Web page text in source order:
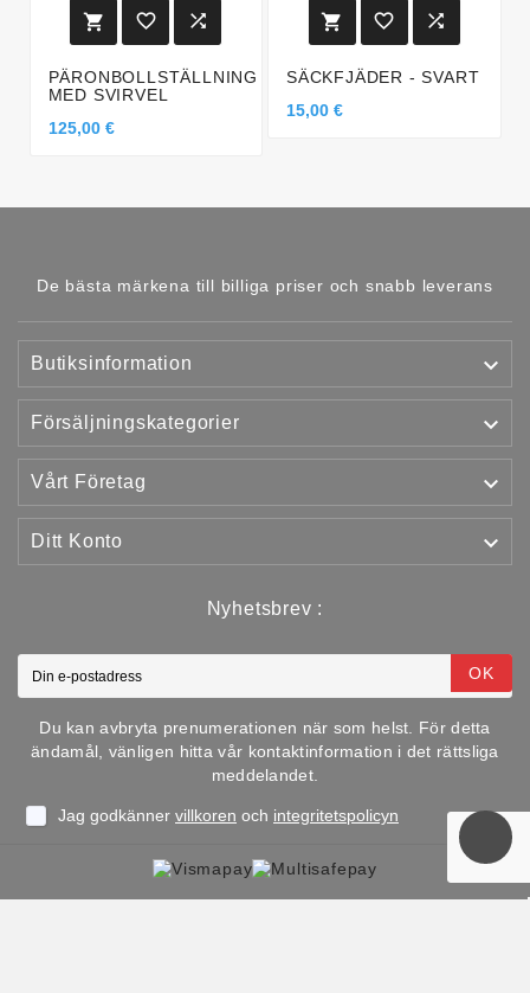
  
PÄRONBOLLSTÄLLNING
MED SVIRVEL
125,00 €
  
SÄCKFJÄDER - SVART
15,00 €
De bästa märkena till billiga priser och snabb leverans
Butiksinformation 
Försäljningskategorier 
Vårt Företag 
Ditt Konto 
Nyhetsbrev :
OK
Du kan avbryta prenumerationen när som helst. För detta
ändamål, vänligen hitta vår kontaktinformation i det rättsliga
meddelandet.
Jag godkänner villkoren och integritetspolicyn